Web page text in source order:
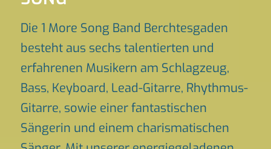
Die 1 More Song Band Berchtesgaden
besteht aus sechs talentierten und
erfahrenen Musikern am Schlagzeug,
Bass, Keyboard, Lead-Gitarre, Rhythmus-
Gitarre, sowie einer fantastischen
Sängerin und einem charismatischen